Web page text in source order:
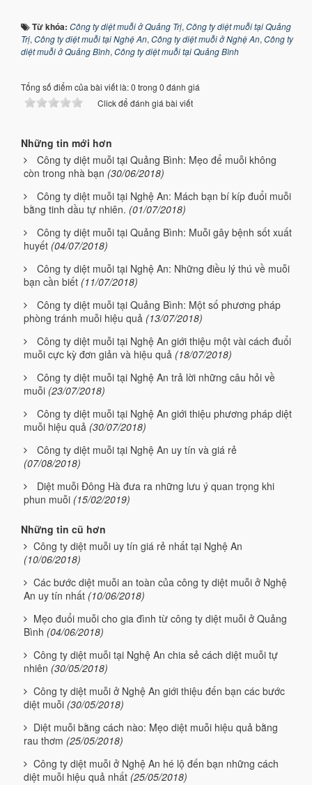
Từ khóa: Công ty diệt muỗi ở Quảng Trị, Công ty diệt muỗi tại Quảng
Trị, Công ty diệt muỗi tại Nghệ An, Công ty diệt muỗi ở Nghệ An, Công ty
diệt muỗi ở Quảng Bình, Công ty diệt muỗi tại Quảng Bình
Tổng số điểm của bài viết là: 0 trong 0 đánh giá
Click để đánh giá bài viết
Những tin mới hơn
Công ty diệt muỗi tại Quảng Bình: Mẹo để muỗi không
còn trong nhà bạn (30/06/2018)
Công ty diệt muỗi tại Nghệ An: Mách bạn bí kíp đuổi muỗi
bằng tinh dầu tự nhiên. (01/07/2018)
Công ty diệt muỗi tại Quảng Bình: Muỗi gây bệnh sốt xuất
huyết (04/07/2018)
Công ty diệt muỗi tại Nghệ An: Những điều lý thú về muỗi
bạn cần biết (11/07/2018)
Công ty diệt muỗi tại Quảng Bình: Một số phương pháp
phòng tránh muỗi hiệu quả (13/07/2018)
Công ty diệt muỗi tại Nghệ An giới thiệu một vài cách đuổi
muỗi cực kỳ đơn giản và hiệu quả (18/07/2018)
Công ty diệt muỗi tại Nghệ An trả lời những câu hỏi về
muỗi (23/07/2018)
Công ty diệt muỗi tại Nghệ An giới thiệu phương pháp diệt
muỗi hiệu quả (30/07/2018)
Công ty diệt muỗi tại Nghệ An uy tín và giá rẻ
(07/08/2018)
Diệt muỗi Đông Hà đưa ra những lưu ý quan trọng khi
phun muỗi (15/02/2019)
Những tin cũ hơn
Công ty diệt muỗi uy tín giá rẻ nhất tại Nghệ An
(10/06/2018)
Các bước diệt muỗi an toàn của công ty diệt muỗi ở Nghệ
An uy tín nhất (10/06/2018)
Mẹo đuổi muỗi cho gia đình từ công ty diệt muỗi ở Quảng
Bình (04/06/2018)
Công ty diệt muỗi tại Nghệ An chia sẻ cách diệt muỗi tự
nhiên (30/05/2018)
Công ty diệt muỗi ở Nghệ An giới thiệu đến bạn các bước
diệt muỗi (30/05/2018)
Diệt muỗi bằng cách nào: Mẹo diệt muỗi hiệu quả bằng
rau thơm (25/05/2018)
Công ty diệt muỗi ở Nghệ An hé lộ đến bạn những cách
diệt muỗi hiệu quả nhất (25/05/2018)